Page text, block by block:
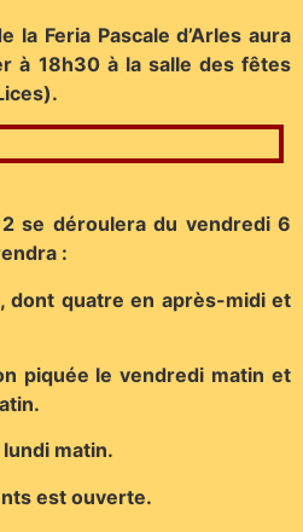
la Feria Pascale d’Arles aura
à 18h30 à la salle des fêtes
se déroulera du vendredi 6
:
dont quatre en après-midi et
piquée le vendredi matin et
matin.
est ouverte.